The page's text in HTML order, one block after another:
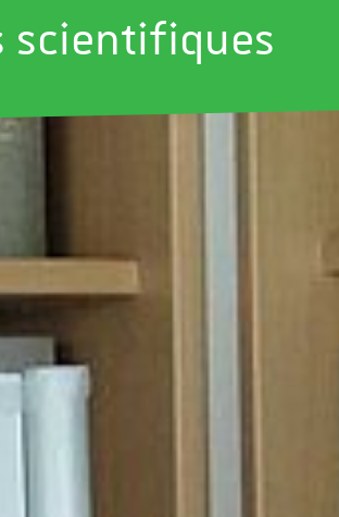
scientifiques